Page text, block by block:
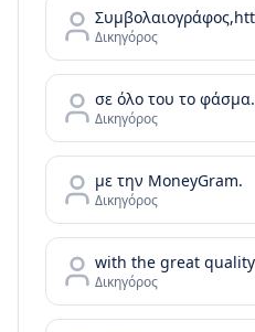
Δικηγόρος
Δικηγόρος
με την MoneyGram.
Δικηγόρος
Δικηγόρος